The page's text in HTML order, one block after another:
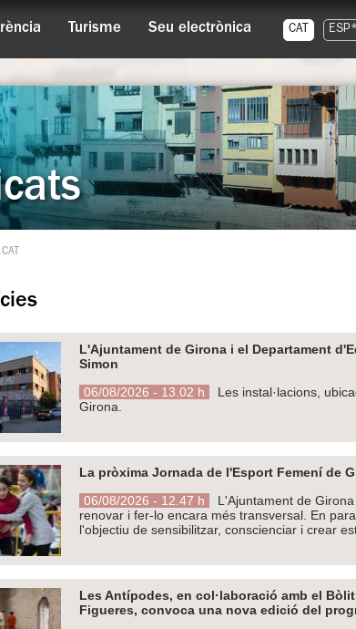
Turisme Seu electrònica CAT ESP*
L'Ajuntament de Girona i el Departament
Simon
06/08/2026 - 13.02 h
Les instal·lacions,
Girona.
La pròxima Jornada de l'Esport Femení de
06/08/2026 - 12.47 h
L'Ajuntament de
renovar i fer-lo encara més transversal. En
l'objectiu de sensibilitzar, conscienciar i crear
Les Antípodes, en col·laboració amb el
Figueres, convoca una nova edició del